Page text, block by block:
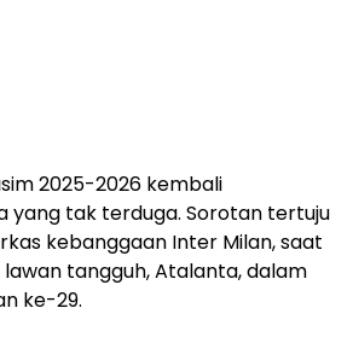
2025-2026 kembali
yang tak terduga. Sorotan tertuju
kebanggaan Inter Milan, saat
tangguh, Atalanta, dalam
ke-29.